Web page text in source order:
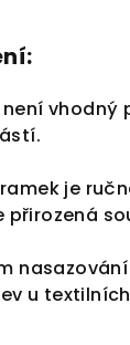
vhodný
je
přirozená
u